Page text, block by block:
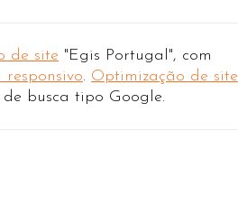
de site "Egis Portugal", com
responsivo. Optimização de site
busca tipo Google.